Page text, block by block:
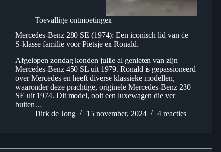
Toevallige ontmoetingen
Mercedes-Benz 280 SE (1974): Een iconisch lid van de
S-klasse familie voor Pietsje en Ronald.
Afgelopen zondag konden jullie al genieten van zijn
Mercedes-Benz 450 SL uit 1979. Ronald is gepassioneerd
over Mercedes en heeft diverse klassieke modellen,
waaronder deze prachtige, originele Mercedes-Benz 280
SE uit 1974. Dit model, ooit een luxewagen die ver
buiten…
Dirk de Jong
15 november, 2024 4 reacties